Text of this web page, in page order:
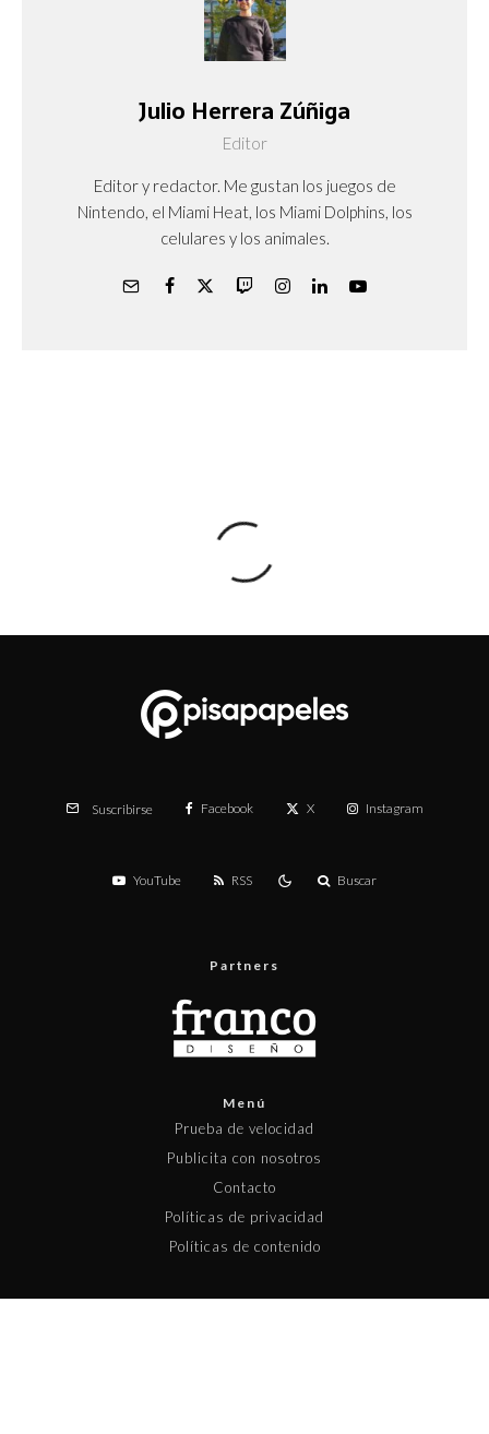
Julio Herrera Zúñiga
Editor
Editor y redactor. Me gustan los juegos de
Nintendo, el Miami Heat, los Miami Dolphins, los
celulares y los animales.
Suscribirse Facebook X Instagram
YouTube RSS Buscar
Partners
Menú
Prueba de velocidad
Publicita con nosotros
Contacto
Políticas de privacidad
Políticas de contenido